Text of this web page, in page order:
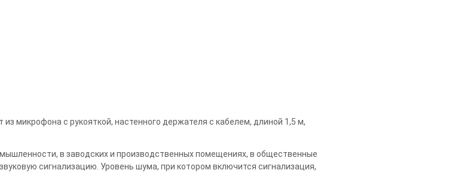
микрофона с рукояткой, настенного держателя с кабелем, длиной 1,5 м,
в заводских и производственных помещениях, в общественные
сигнализацию. Уровень шума, при котором включится сигнализация,